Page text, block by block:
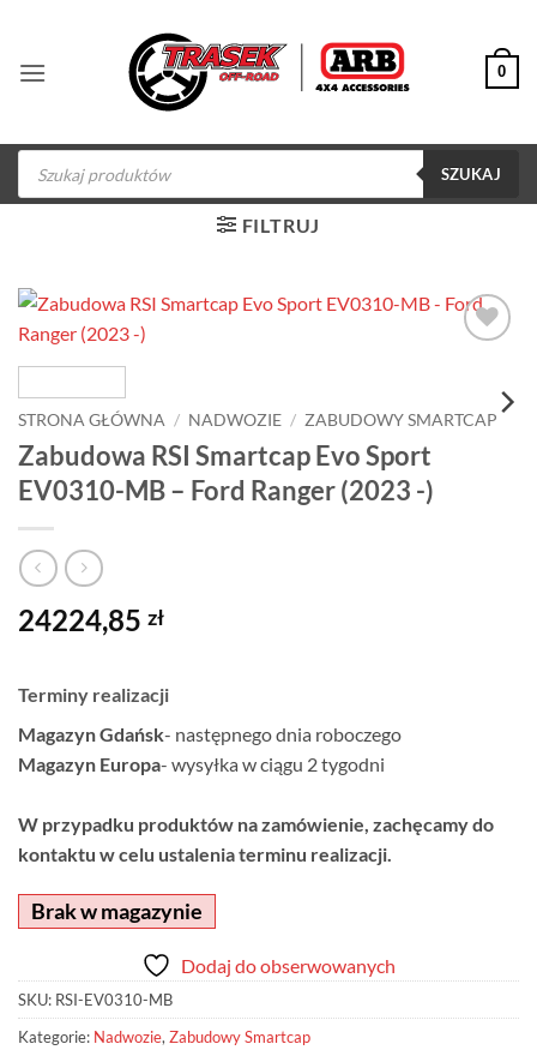
zawartości
0
Wyszukiwarka
produktów
SZUKAJ
FILTRUJ
STRONA GŁÓWNA / NADWOZIE / ZABUDOWY SMARTCAP
Zabudowa RSI Smartcap Evo Sport
EV0310-MB – Ford Ranger (2023 -)
24224,85 zł
Terminy realizacji
Magazyn Gdańsk- następnego dnia roboczego
Magazyn Europa- wysyłka w ciągu 2 tygodni
W przypadku produktów na zamówienie, zachęcamy do
kontaktu w celu ustalenia terminu realizacji.
Brak w magazynie
Dodaj do obserwowanych
SKU: RSI-EV0310-MB
Kategorie: Nadwozie,Zabudowy Smartcap